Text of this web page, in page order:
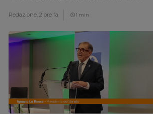
Redazione, 2 ore fa 1 min